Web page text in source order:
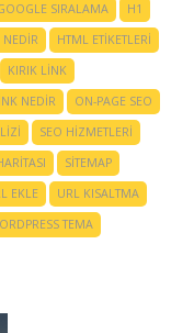
SIRALAMA
H1
NEDIR
HTML ETIKETLERI
KIRIK LINK
NEDIR
ON-PAGE SEO
SEO HIZMETLERI
SITEMAP
EKLE
URL KISALTMA
TEMA